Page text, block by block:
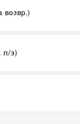
возвр.)
п/э)